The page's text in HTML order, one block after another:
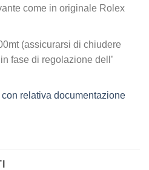
come in originale Rolex
(assicurarsi di chiudere
fase di regolazione dell’
relativa documentazione